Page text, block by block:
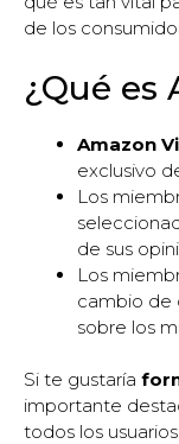
de los
¿Qué es
Amazon
exclusivo
Los
de sus
Los
cambio de
sobre los
Si te gustaría
importante
todos los